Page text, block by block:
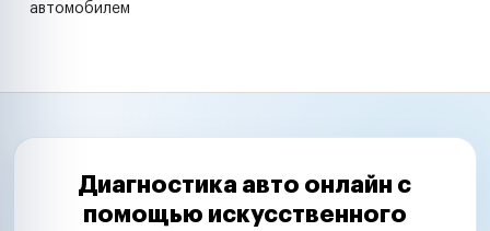
автомобилем
Диагностика авто онлайн с
помощью искусственного